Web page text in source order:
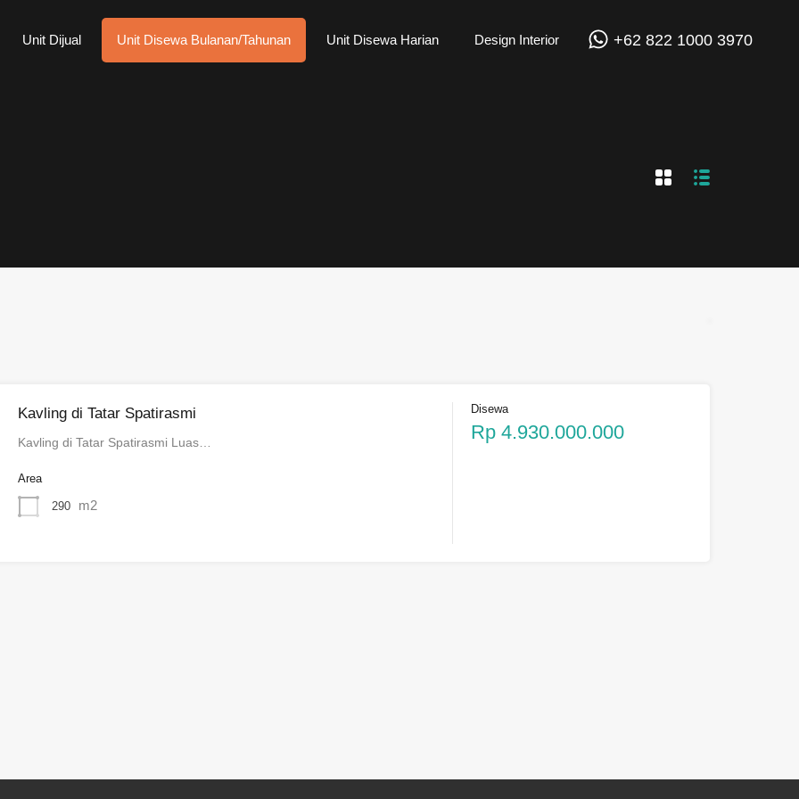
Unit Dijual Unit Disewa Bulanan/Tahunan Unit Disewa Harian Design Interior +62 822 1000 3970
Kavling di Tatar Spatirasmi
Kavling di Tatar Spatirasmi Luas…
Area
290 m2
Disewa
Rp 4.930.000.000